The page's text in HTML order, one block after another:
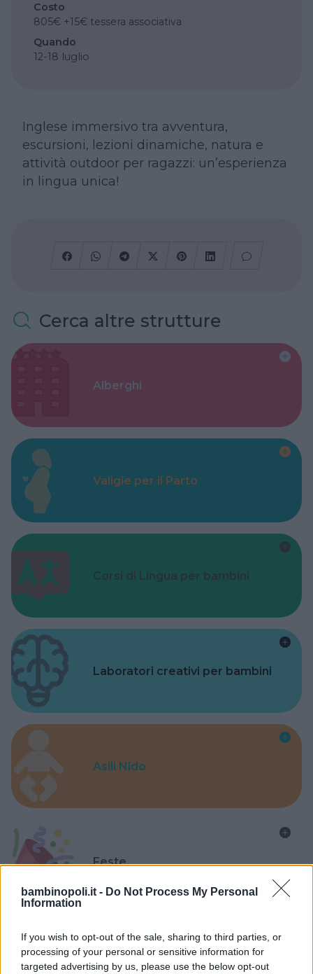
bambinopoli.it - Do Not Process My Personal
Information
If you wish to opt-out of the sale, sharing to third parties, or
processing of your personal or sensitive information for
targeted advertising by us, please use the below opt-out
Costo
805€ +15€ tessera associativa
Quando
12-18 luglio
Inglese immersivo tra avventura,
escursioni, lezioni dinamiche, natura e
attività outdoor per ragazzi: un’esperienza
in lingua unica!
Cerca altre strutture
Alberghi
Valigie per il Parto
Corsi di Lingua per bambini
Laboratori creativi per bambini
Asili Nido
Feste
Kinderheim